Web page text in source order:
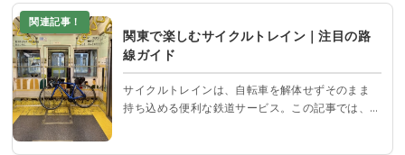
関連記事！
関東で楽しむサイクルトレイン｜注目の路
線ガイド
サイクルトレインは、自転車を解体せずそのまま
持ち込める便利な鉄道サービス。この記事では、